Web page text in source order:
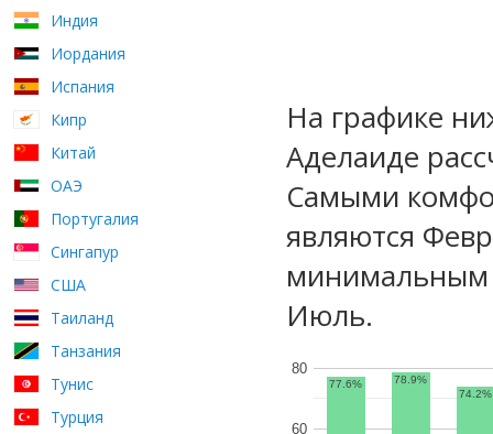
Индия
Иордания
Испания
Кипр
Китай
ОАЭ
Португалия
Сингапур
США
Таиланд
Танзания
Тунис
Турция
На графике
Аделаиде
Самыми
являются
минимальным
Июль.
60
80
77.6%
78.9%
74.2%